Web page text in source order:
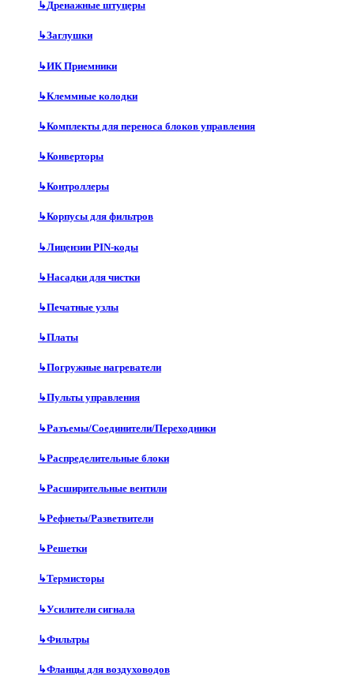
↳Дренажные штуцеры
↳Заглушки
↳ИК Приемники
↳Клеммные колодки
↳Комплекты для переноса блоков управления
↳Конверторы
↳Контроллеры
↳Корпусы для фильтров
↳Лицензии PIN-коды
↳Насадки для чистки
↳Печатные узлы
↳Платы
↳Погружные нагреватели
↳Пульты управления
↳Разъемы/Соединители/Переходники
↳Распределительные блоки
↳Расширительные вентили
↳Рефнеты/Разветвители
↳Решетки
↳Термисторы
↳Усилители сигнала
↳Фильтры
↳Фланцы для воздуховодов